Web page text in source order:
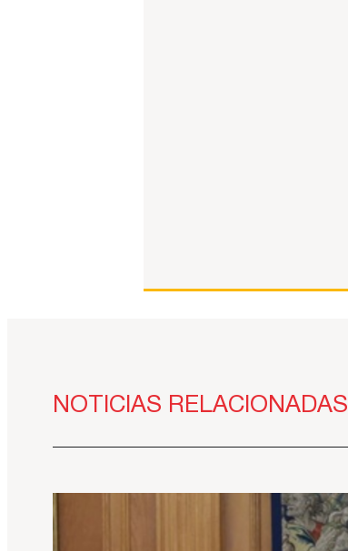
NOTICIAS RELACIONADAS